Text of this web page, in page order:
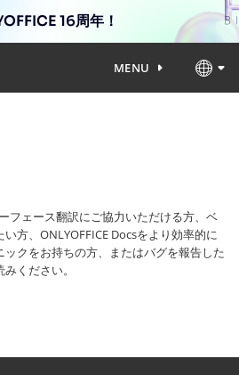
16周年！
MENU
フェース翻訳にご協力いただける方、ベ
方、ONLYOFFICE Docsをより効率的に
クをお持ちの方、またはバグを報告した
ください。